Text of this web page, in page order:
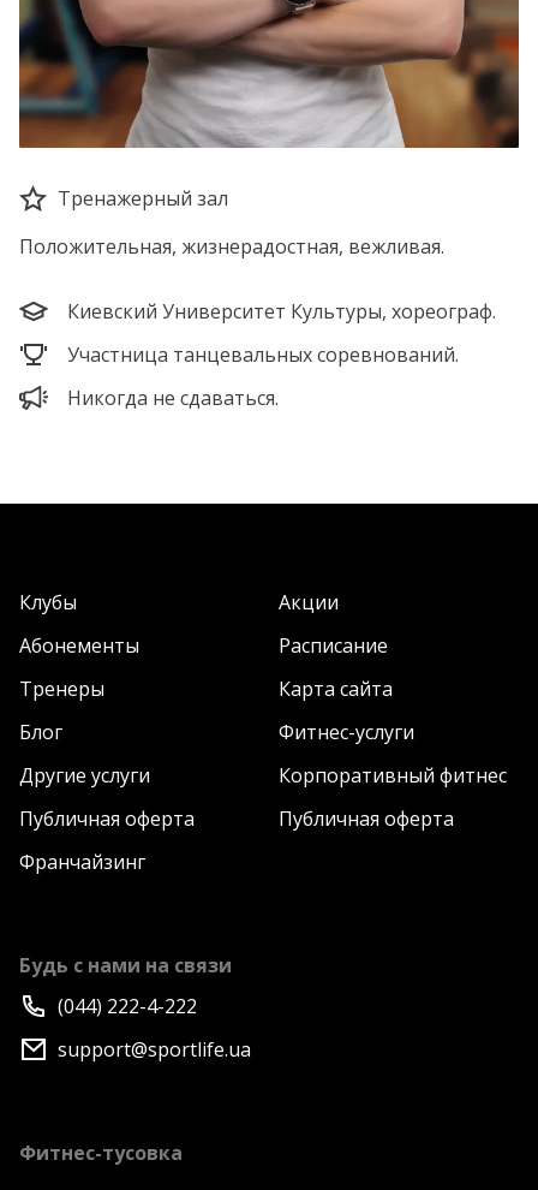
Тренажерный зал
Положительная, жизнерадостная, вежливая.
Киевский Университет Культуры, хореограф.
Участница танцевальных соревнований.
Никогда не сдаваться.
Клубы
Акции
Абонементы
Расписание
Тренеры
Карта сайта
Блог
Фитнес-услуги
Другие услуги
Корпоративный фитнес
Публичная оферта
Публичная оферта
Франчайзинг
Будь с нами на связи
(044) 222-4-222
support@sportlife.ua
Фитнес-тусовка